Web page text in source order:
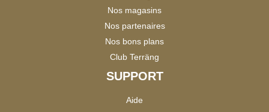
Nos magasins
Nos partenaires
Nos bons plans
Club Terräng
SUPPORT
Aide